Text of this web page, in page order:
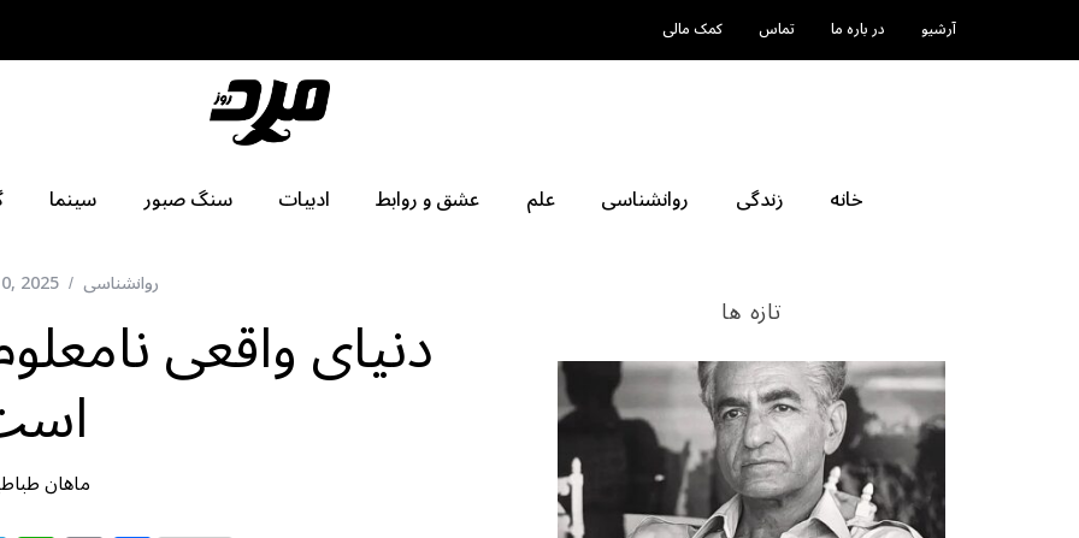
آرشیو در باره ما تماس کمک مالی
خانه زندگی روانشناسی علم عشق و روابط ادبیات سنگ صبور سینما
روانشناسی 2025
دنیای واقعی
ماهان
تازه ها